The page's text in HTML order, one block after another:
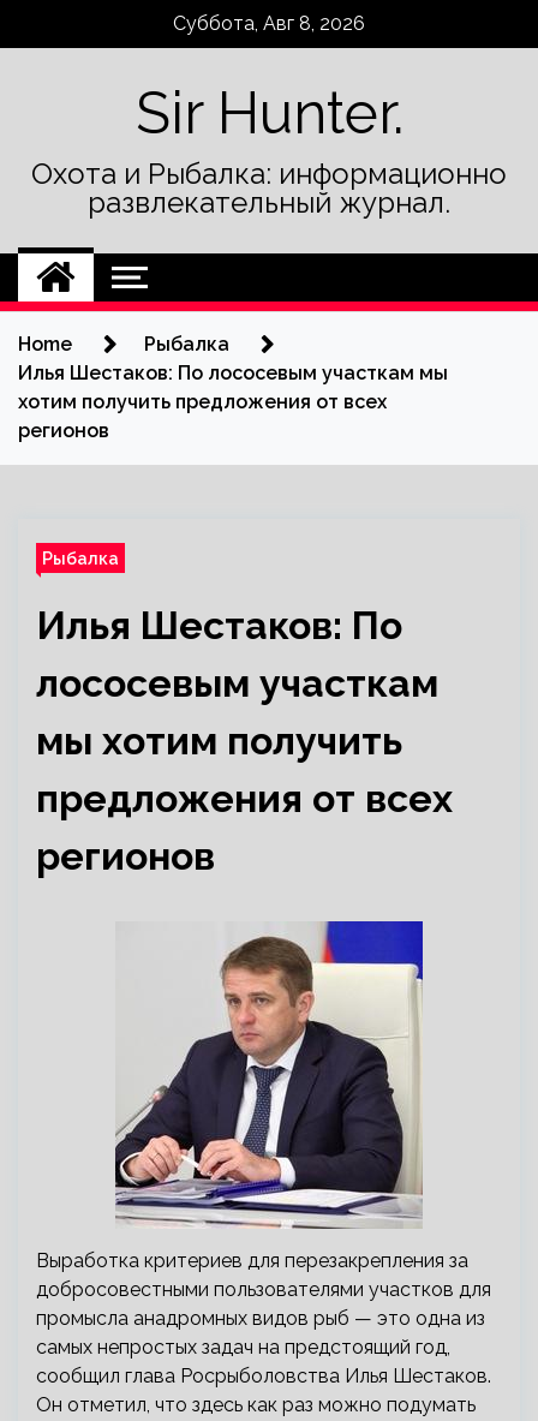
Суббота, Авг 8, 2026
Sir Hunter.
Охота и Рыбалка: информационно
развлекательный журнал.
Home
Рыбалка
Илья Шестаков: По лососевым участкам мы
хотим получить предложения от всех
регионов
Рыбалка
Илья Шестаков: По
лососевым участкам
мы хотим получить
предложения от всех
регионов
Выработка критериев для перезакрепления за
добросовестными пользователями участков для
промысла анадромных видов рыб — это одна из
самых непростых задач на предстоящий год,
сообщил глава Росрыболовства Илья Шестаков.
Он отметил, что здесь как раз можно подумать